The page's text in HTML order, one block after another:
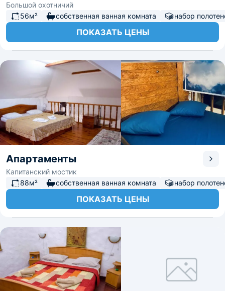
Большой охотничий
56м²
собственная ванная комната набор
ПОКАЗАТЬ ЦЕНЫ
Апартаменты
Капитанский мостик
88м²
собственная ванная комната набор
ПОКАЗАТЬ ЦЕНЫ